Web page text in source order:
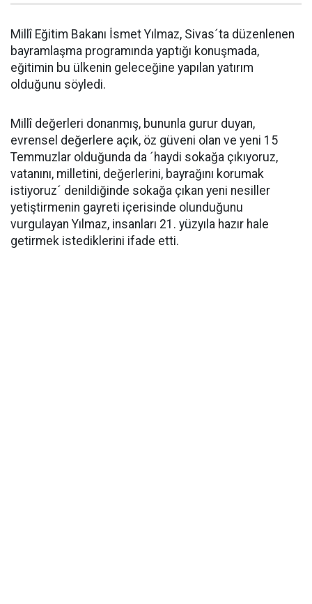
Millî Eğitim Bakanı İsmet Yılmaz, Sivas´ta düzenlenen
bayramlaşma programında yaptığı konuşmada,
eğitimin bu ülkenin geleceğine yapılan yatırım
olduğunu söyledi.
Millî değerleri donanmış, bununla gurur duyan,
evrensel değerlere açık, öz güveni olan ve yeni 15
Temmuzlar olduğunda da ´haydi sokağa çıkıyoruz,
vatanını, milletini, değerlerini, bayrağını korumak
istiyoruz´ denildiğinde sokağa çıkan yeni nesiller
yetiştirmenin gayreti içerisinde olunduğunu
vurgulayan Yılmaz, insanları 21. yüzyıla hazır hale
getirmek istediklerini ifade etti.